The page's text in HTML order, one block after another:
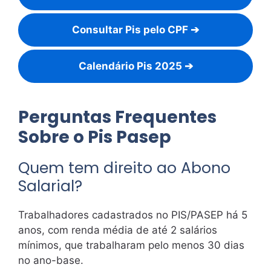
Consultar Pis pelo CPF ➔
Calendário Pis 2025 ➔
Perguntas Frequentes
Sobre o Pis Pasep
Quem tem direito ao Abono
Salarial?
Trabalhadores cadastrados no PIS/PASEP há 5
anos, com renda média de até 2 salários
mínimos, que trabalharam pelo menos 30 dias
no ano-base.